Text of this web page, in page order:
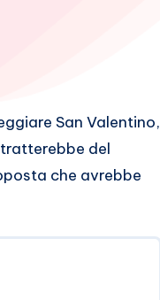
San Valentino,
del
che avrebbe